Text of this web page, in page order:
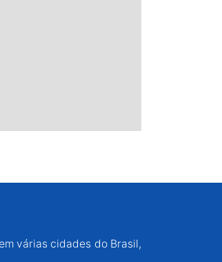
várias cidades do Brasil,